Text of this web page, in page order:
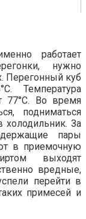
работает
нужно
Перегонный куб
Температура
77°С. Во время
подниматься
За
пары
в приемочную
выходят
вредные,
перейти в
примесей и